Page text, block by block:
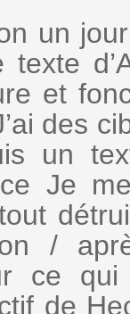
un
et
des
un
Je
/
ce qui
de